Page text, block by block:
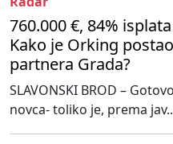
760.000 €, 84%
Kako je Orking
partnera Grada?
SLAVONSKI BROD –
novca- toliko je, prema